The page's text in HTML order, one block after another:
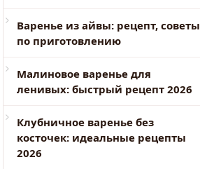
Варенье из айвы: рецепт, советы
по приготовлению
Малиновое варенье для
ленивых: быстрый рецепт 2026
Клубничное варенье без
косточек: идеальные рецепты
2026